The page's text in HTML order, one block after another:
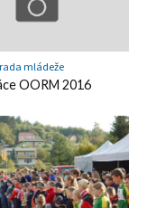
mládeže
OORM 2016